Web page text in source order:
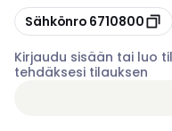
Kopioi
Sähkönro 6710800
Kirjaudu sisään tai luo
tehdäksesi tilauksen